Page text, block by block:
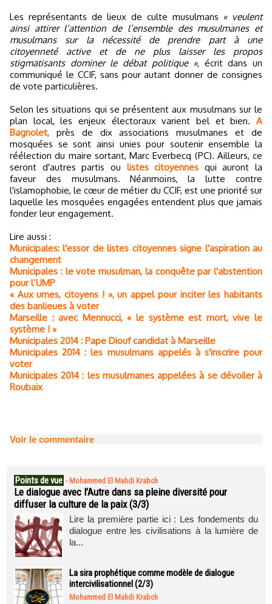
Les représentants de lieux de culte musulmans « veulent
ainsi attirer l’attention de l’ensemble des musulmanes et
musulmans sur la nécessité de prendre part à une
citoyenneté active et de ne plus laisser les propos
stigmatisants dominer le débat politique », écrit dans un
communiqué le CCIF, sans pour autant donner de consignes
de vote particulières.
Selon les situations qui se présentent aux musulmans sur le
plan local, les enjeux électoraux varient bel et bien. A
Bagnolet, près de dix associations musulmanes et de
mosquées se sont ainsi unies pour soutenir ensemble la
réélection du maire sortant, Marc Everbecq (PC). Ailleurs, ce
seront d'autres partis ou listes citoyennes qui auront la
faveur des musulmans. Néanmoins, la lutte contre
l'islamophobie, le cœur de métier du CCIF, est une priorité sur
laquelle les mosquées engagées entendent plus que jamais
fonder leur engagement.
Lire aussi :
Municipales: l'essor de listes citoyennes signe l'aspiration au
changement
Municipales : le vote musulman, la conquête par l'abstention
pour l’UMP
« Aux urnes, citoyens ! », un appel pour inciter les habitants
des banlieues à voter
Marseille : avec Mennucci, « le système est mort, vive le
système ! »
Municipales 2014 : Pape Diouf candidat à Marseille
Municipales 2014 : les musulmans appelés à s'inscrire pour
voter
Municipales 2014 : les musulmanes appelées à se dévoiler à
Roubaix
Voir le commentaire
Points de vue - Mohammed El Mahdi Krabch
Le dialogue avec l’Autre dans sa pleine diversité pour
diffuser la culture de la paix (3/3)
Lire la première partie ici : Les fondements du
dialogue entre les civilisations à la lumière de
la...
La sira prophétique comme modèle de dialogue
intercivilisationnel (2/3)
Mohammed El Mahdi Krabch